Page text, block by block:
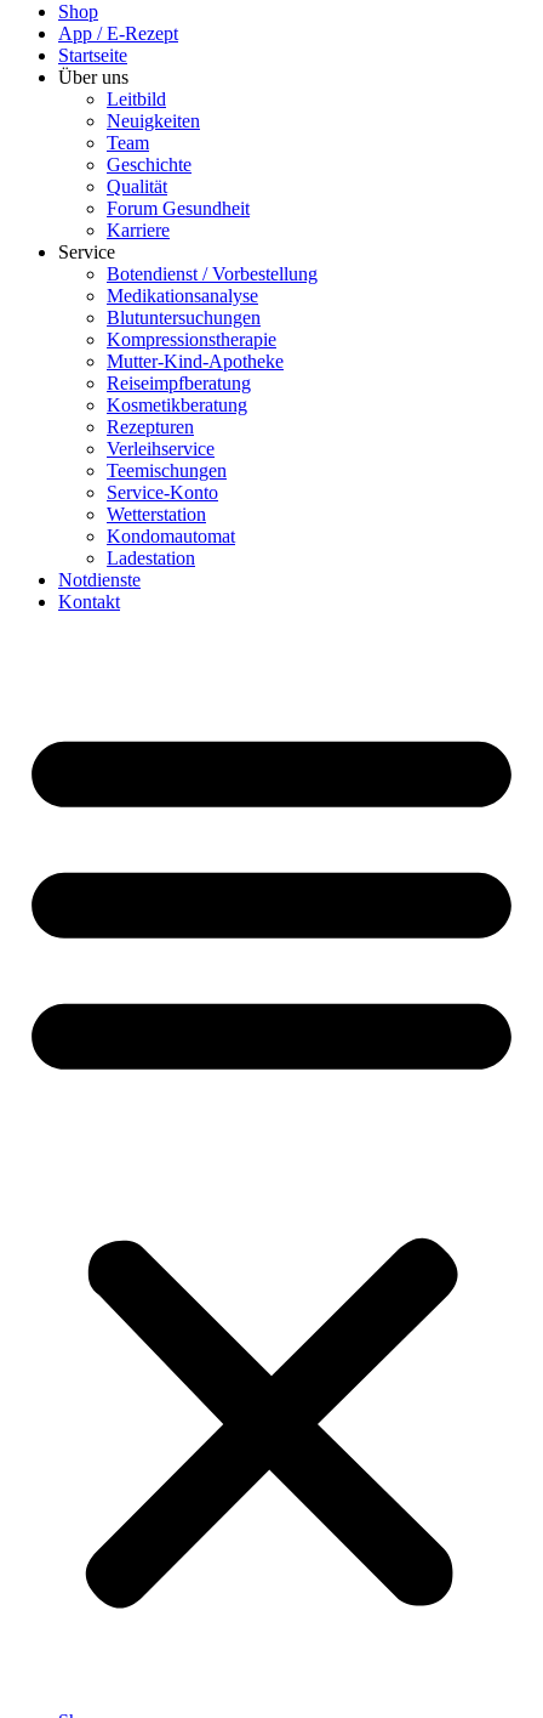
Shop
App / E-Rezept
Startseite
Über uns
Leitbild
Neuigkeiten
Team
Geschichte
Qualität
Forum Gesundheit
Karriere
Service
Botendienst / Vorbestellung
Medikationsanalyse
Blutuntersuchungen
Kompressionstherapie
Mutter-Kind-Apotheke
Reiseimpfberatung
Kosmetikberatung
Rezepturen
Verleihservice
Teemischungen
Service-Konto
Wetterstation
Kondomautomat
Ladestation
Notdienste
Kontakt